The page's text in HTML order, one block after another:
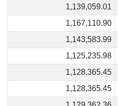
1,139,059.01
1,167,110.90
1,143,583.99
1,125,235.98
1,128,365.45
1,128,365.45